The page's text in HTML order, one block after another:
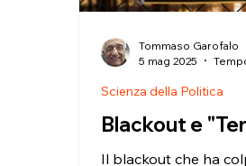
Blackout e
Il blackout che ha
Scienza della Politica
Tommaso Garofalo
5 mag 2025